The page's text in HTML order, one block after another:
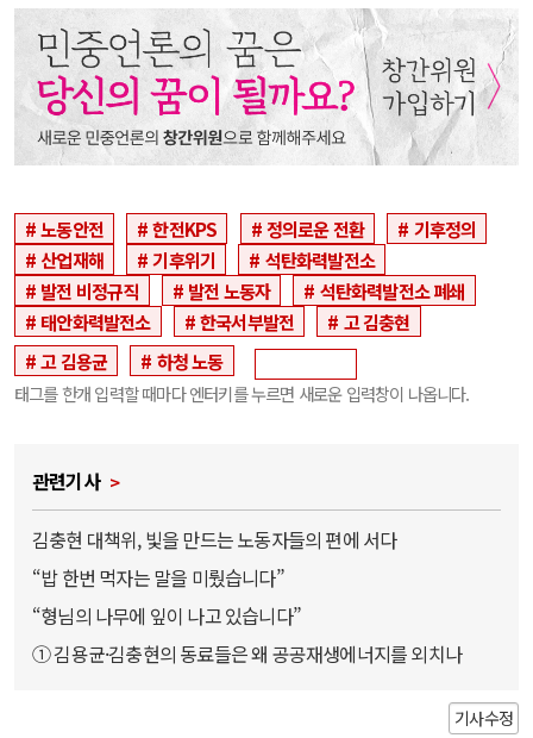
노동안전 한전KPS 정의로운 전환
기후정의
산업재해
기후위기
석탄화력발전소
발전 비정규직
발전 노동자
석탄화력발전소 폐쇄
태안화력발전소
한국서부발전
고 김충현
고 김용균
하청 노동
태그를 한개 입력할 때마다 엔터키를 누르면 새로운 입력창이 나옵니다.
관련기사
김충현 대책위, 빛을 만드는 노동자들의 편에 서다
“밥 한번 먹자는 말을 미뤘습니다”
“형님의 나무에 잎이 나고 있습니다”
① 김용균·김충현의 동료들은 왜 공공재생에너지를 외치나
기사수정